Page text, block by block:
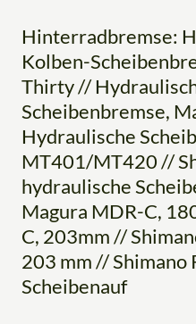
Hinterradbremse:
Kolben-
Thirty //
Scheibenbremse,
Hydraulische
MT401/MT420 //
hydraulische
Magura MDR-C,
C, 203mm //
203 mm // Shimano
Scheibenauf